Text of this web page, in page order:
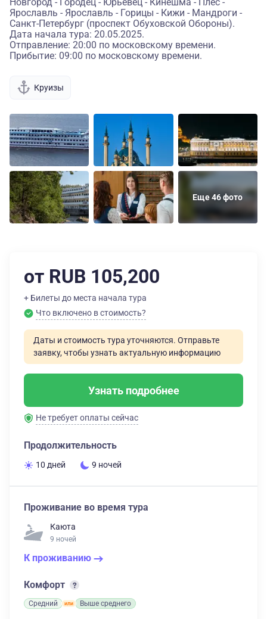
Ярославль - Ярославль - Горицы - Кижи - Мандроги -
Санкт-Петербург (проспект Обуховской Обороны).
Дата начала тура: 20.05.2025.
Отправление: 20:00 по московскому времени.
Прибытие: 09:00 по московскому времени.
Круизы
Еще 46 фото
от RUB 105,200
+ Билеты до места начала тура
Что включено в стоимость?
Даты и стоимость тура уточняются. Отправьте
заявку, чтобы узнать актуальную информацию
Узнать подробнее
Не требует оплаты сейчас
Продолжительность
10 дней 9 ночей
Проживание во время тура
Каюта
9 ночей
К проживанию
Комфорт
Средний Выше среднего